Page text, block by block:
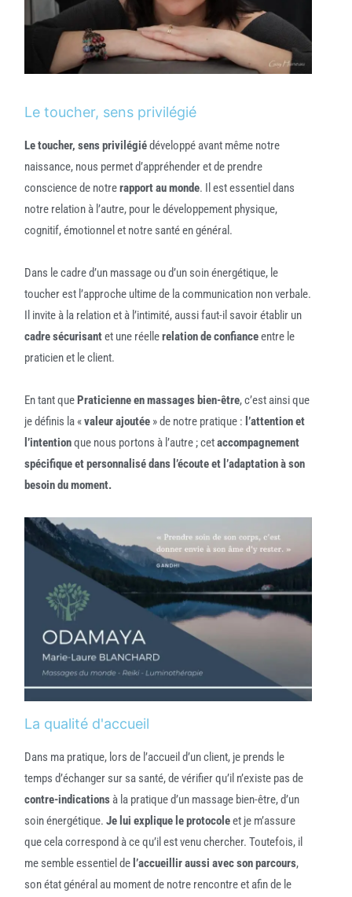
Le toucher, sens privilégié
Le toucher, sens privilégiédéveloppé avant même notre
naissance, nous permet d’appréhender et de prendre
conscience de notrerapport au monde. Il est essentiel dans
notre relation à l’autre, pour le développement physique,
cognitif, émotionnel et notre santé en général.
Dans le cadre d’un massage ou d’un soin énergétique, le
toucher est l’approche ultime de la communication non verbale.
Il invite à la relation et à l’intimité, aussi faut-il savoir établir un
cadre sécurisantet une réellerelation de confianceentre le
praticien et le client.
En tant quePraticienne en massages bien-être, c’est ainsi que
je définis la «valeur ajoutée » de notre pratique : l’attention et
l’intentionque nous portons à l’autre ; cetaccompagnement
spécifique et personnalisé dans l’écoute et l’adaptation à son
besoin du moment.
La qualité d'accueil
Dans ma pratique, lors de l’accueil d’un client, je prends le
temps d’échanger sur sa santé, de vérifier qu’il n’existe pas de
contre-indications à la pratique d’un massage bien-être, d’un
soin énergétique.Je lui explique le protocoleet je m’assure
que cela correspond à ce qu’il est venu chercher. Toutefois, il
me semble essentiel de l’accueillir aussi avec son parcours,
son état général au moment de notre rencontre et afin de le